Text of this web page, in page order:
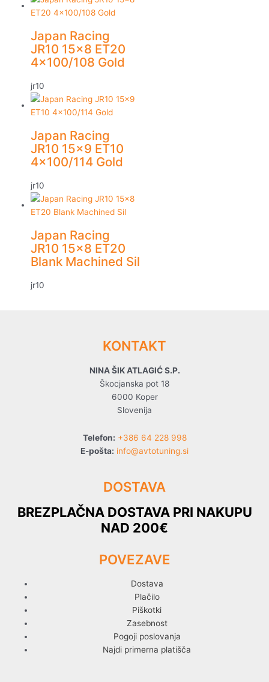
Japan Racing
JR10 15×8 ET20
4×100/108 Gold
jr10
Japan Racing
JR10 15×9 ET10
4×100/114 Gold
jr10
Japan Racing
JR10 15×8 ET20
Blank Machined Sil
jr10
KONTAKT
NINA ŠIK ATLAGIĆ S.P.
Škocjanska pot 18
6000 Koper
Slovenija
Telefon: +386 64 228 998
E-pošta: info@avtotuning.si
DOSTAVA
BREZPLAČNA DOSTAVA PRI NAKUPU
NAD 200€
POVEZAVE
Dostava
Plačilo
Piškotki
Zasebnost
Pogoji poslovanja
Najdi primerna platišča